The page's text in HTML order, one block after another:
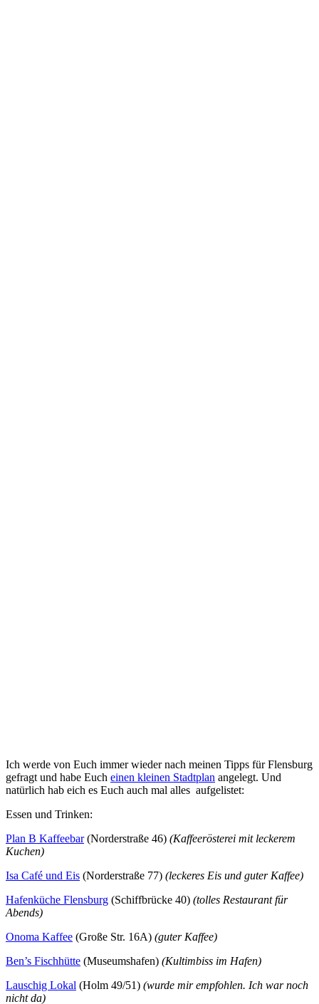
Ich werde von Euch immer wieder nach meinen Tipps für Flensburg
gefragt und habe Euch einen kleinen Stadtplan angelegt. Und
natürlich hab eich es Euch auch mal alles aufgelistet:
Essen und Trinken:
Plan B Kaffeebar(Norderstraße 46) (Kaffeerösterei mit leckerem
Kuchen)
Isa Café und Eis (Norderstraße 77) (leckeres Eis und guter Kaffee)
Hafenküche Flensburg (Schiffbrücke 40) (tolles Restaurant für
Abends)
Onoma Kaffee (Große Str. 16A) (guter Kaffee)
Ben’s Fischhütte (Museumshafen) (Kultimbiss im Hafen)
Lauschig Lokal (Holm 49/51) (wurde mir empfohlen. Ich war noch
nicht da)